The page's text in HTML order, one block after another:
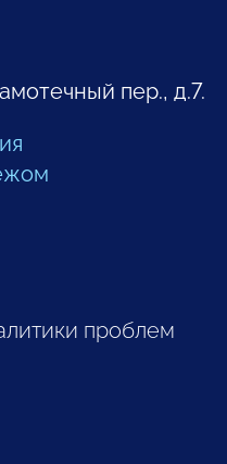
пер., д.7.
проблем